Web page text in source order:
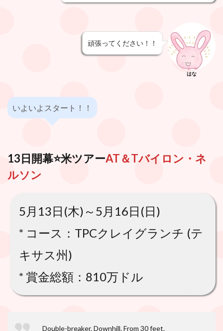
頑張ってください！！
はな
いよいよスタート！！
13日開幕⭐️米ツアーAT＆Tバイロン・ネ
ルソン
5月13日(木)～5月16日(日)
* コース：TPCクレイグランチ (テ
キサス州)
* 賞金総額：810万ドル
Double-breaker. Downhill. From 30 feet.